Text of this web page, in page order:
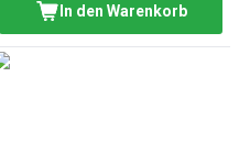
In den Warenkorb